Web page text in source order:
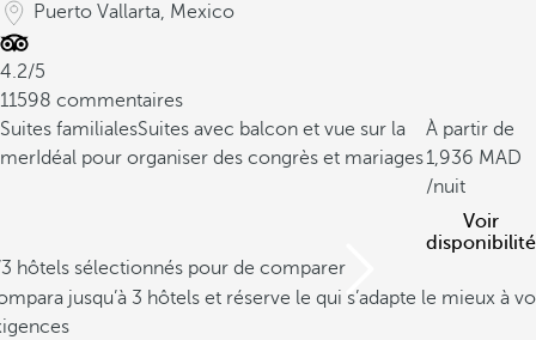
Puerto Vallarta, Mexico
4.2/5
11598 commentaires
Suites familialesSuites avec balcon et vue sur la
mer Idéal pour organiser des congrès et mariages
À partir de
1,936
/nuit
Voir
disponibilité
hôtels sélectionnés pour de comparer
jusqu’à 3 hôtels et réserve le qui s’adapte le mieux à